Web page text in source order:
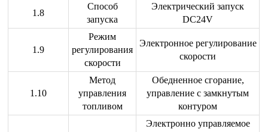
1.8
Способ
запуска
Электрический запуск
DC24V
1.9
Режим
регулирования
скорости
Электронное регулирование
скорости
1.10
Метод
управления
топливом
Обедненное сгорание,
управление с замкнутым
контуром
Электронно управляемое